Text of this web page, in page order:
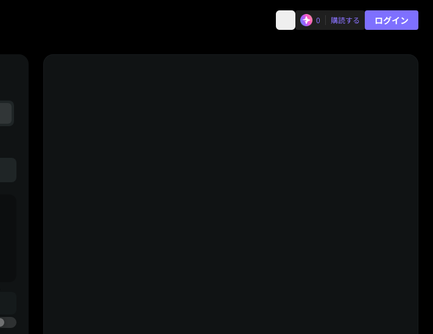
0 購読する ログイン